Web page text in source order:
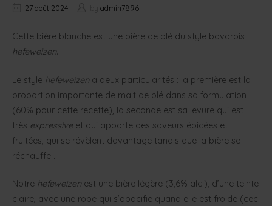
27 août 2024
admin7896
Cette bière blanche est une bière de blé du style bavarois
hefeweizen.
Le style hefeweizen a deux particularités : la première est la
proportion importante de malt de blé dans sa formulation
(60% pour cette recette), la seconde est sa levure qui est
très expressive et qui apporte des saveurs épicées et
fruitées, qui se révèlent davantage tandis que la bière se
réchauffe …
Notre hefeweizen est une bière légère (3,6% alc.), d’une teinte
claire, avec une robe qui s’opacifie quand elle est froide (ceci